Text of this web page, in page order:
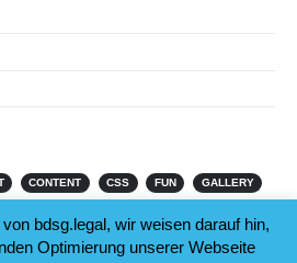
CONTENT CSS FUN GALLERY
bdsg.legal, wir weisen darauf hin,
Optimierung unserer Webseite